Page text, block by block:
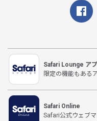
Safari Lounge ア
限定の機能もある
Safari Online
Safari公式ウェブ